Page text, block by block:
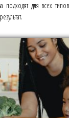
подходят для всех